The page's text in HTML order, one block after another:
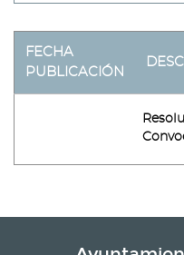
FECHA
PUBLICACIÓN